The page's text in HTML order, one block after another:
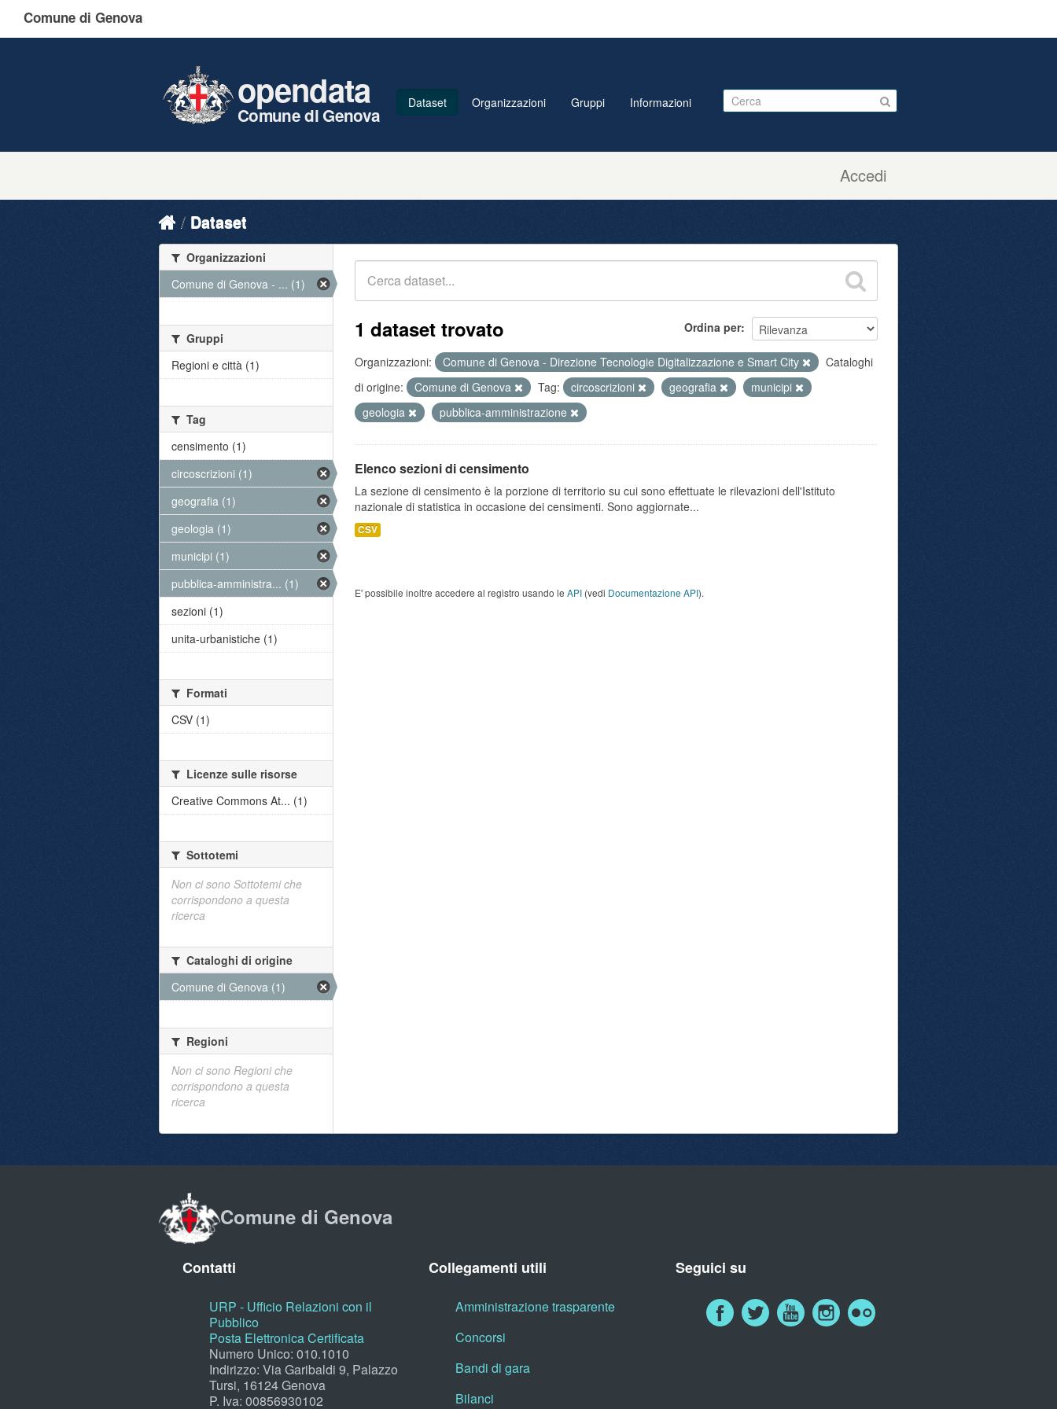
Comune di Genova
Accedi
opendata
Comune di Genova
Dataset Organizzazioni Gruppi Informazioni
Dataset
Ordina per
1 dataset trovato
Organizzazioni: Comune di Genova - Direzione Tecnologie Digitalizzazione e Smart City
Cataloghi
di origine:
Comune di Genova Tag: circoscrizioni geografia
municipi
geologia
pubblica-amministrazione
Elenco sezioni di censimento
La sezione di censimento è la porzione di territorio su cui sono effettuate le rilevazioni dell'Istituto
nazionale di statistica in occasione dei censimenti. Sono aggiornate...
CSV
E' possibile inoltre accedere al registro usando le API (vedi Documentazione API).
Organizzazioni
Comune di Genova - ... (1)
Gruppi
Regioni e città (1)
Tag
censimento (1)
circoscrizioni (1)
geografia (1)
geologia (1)
municipi (1)
pubblica-amministra... (1)
sezioni (1)
unita-urbanistiche (1)
Formati
CSV (1)
Licenze sulle risorse
Creative Commons At... (1)
Sottotemi
Non ci sono Sottotemi che
corrispondono a questa
ricerca
Cataloghi di origine
Comune di Genova (1)
Regioni
Non ci sono Regioni che
corrispondono a questa
ricerca
Comune di Genova
Contatti
URP - Ufficio Relazioni con il
Pubblico
Posta Elettronica Certificata
Numero Unico: 010.1010
Indirizzo: Via Garibaldi 9, Palazzo
Tursi, 16124 Genova
P. Iva: 00856930102
Collegamenti utili
Amministrazione trasparente
Concorsi
Bandi di gara
Bilanci
Seguici su